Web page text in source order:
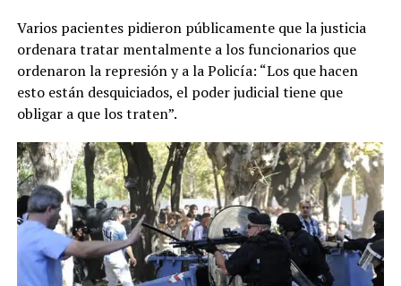
Varios pacientes pidieron públicamente que la justicia
ordenara tratar mentalmente a los funcionarios que
ordenaron la represión y a la Policía: “Los que hacen
esto están desquiciados, el poder judicial tiene que
obligar a que los traten”.